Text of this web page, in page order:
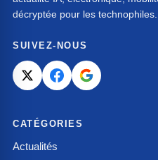
décryptée pour les technophiles.
SUIVEZ-NOUS
CATÉGORIES
Actualités